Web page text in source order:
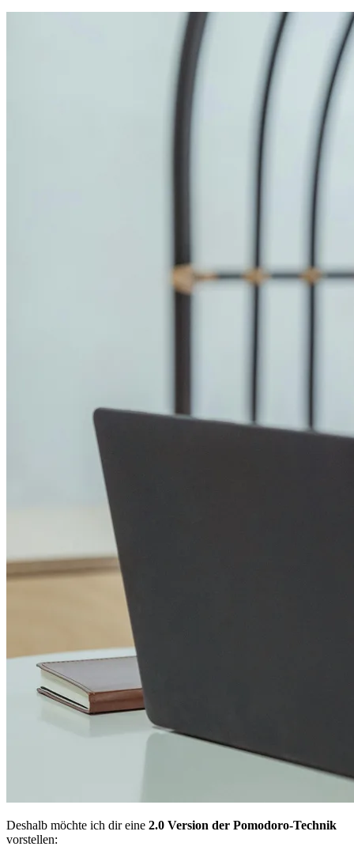
Deshalb möchte ich dir eine 2.0 Version der Pomodoro-Technik
vorstellen: